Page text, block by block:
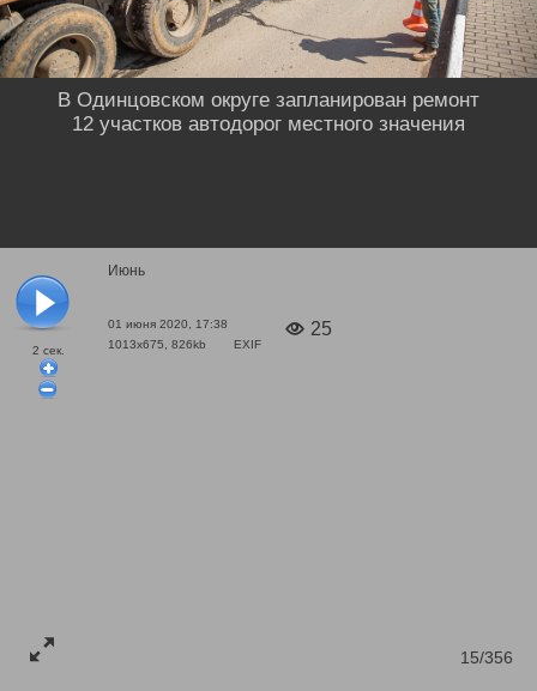
2 сек.
Июнь
01 июня 2020, 17:38
1013x675, 826kb
EXIF
25
15/356
В Одинцовском округе запланирован ремонт
12 участков автодорог местного значения